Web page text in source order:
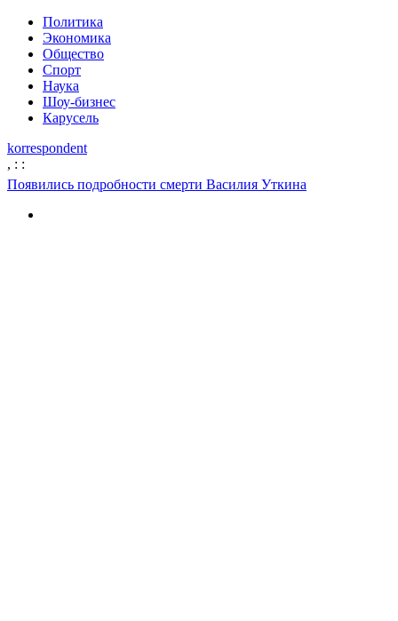
Политика
Экономика
Общество
Спорт
Наука
Шоу-бизнес
Карусель
korrespondent
, : :
Появились подробности смерти Василия Уткина